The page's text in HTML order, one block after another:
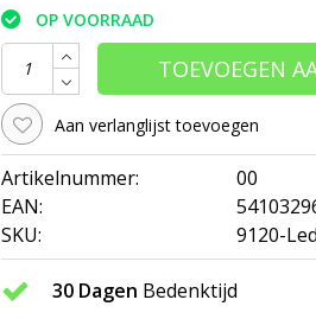
OP VOORRAAD
TOEVOEGEN
Aan verlanglijst toevoegen
Artikelnummer:
00
EAN:
SKU:
9120-
30 Dagen Bedenktijd